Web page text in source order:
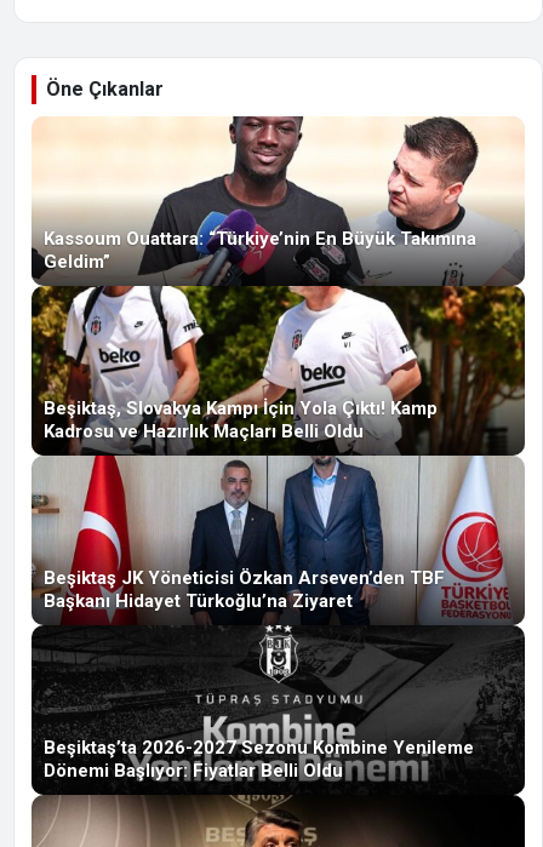
Öne Çıkanlar
Kassoum Ouattara: “Türkiye’nin En Büyük Takımına
Geldim”
Beşiktaş, Slovakya Kampı İçin Yola Çıktı! Kamp
Kadrosu ve Hazırlık Maçları Belli Oldu
Beşiktaş JK Yöneticisi Özkan Arseven’den TBF
Başkanı Hidayet Türkoğlu’na Ziyaret
Beşiktaş’ta 2026-2027 Sezonu Kombine Yenileme
Dönemi Başlıyor: Fiyatlar Belli Oldu